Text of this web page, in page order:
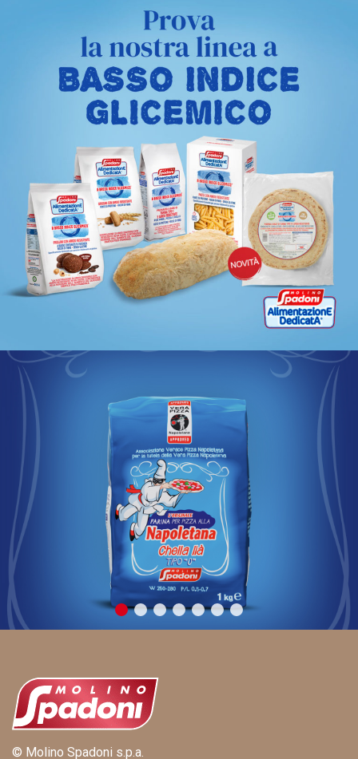
© Molino Spadoni s.p.a.